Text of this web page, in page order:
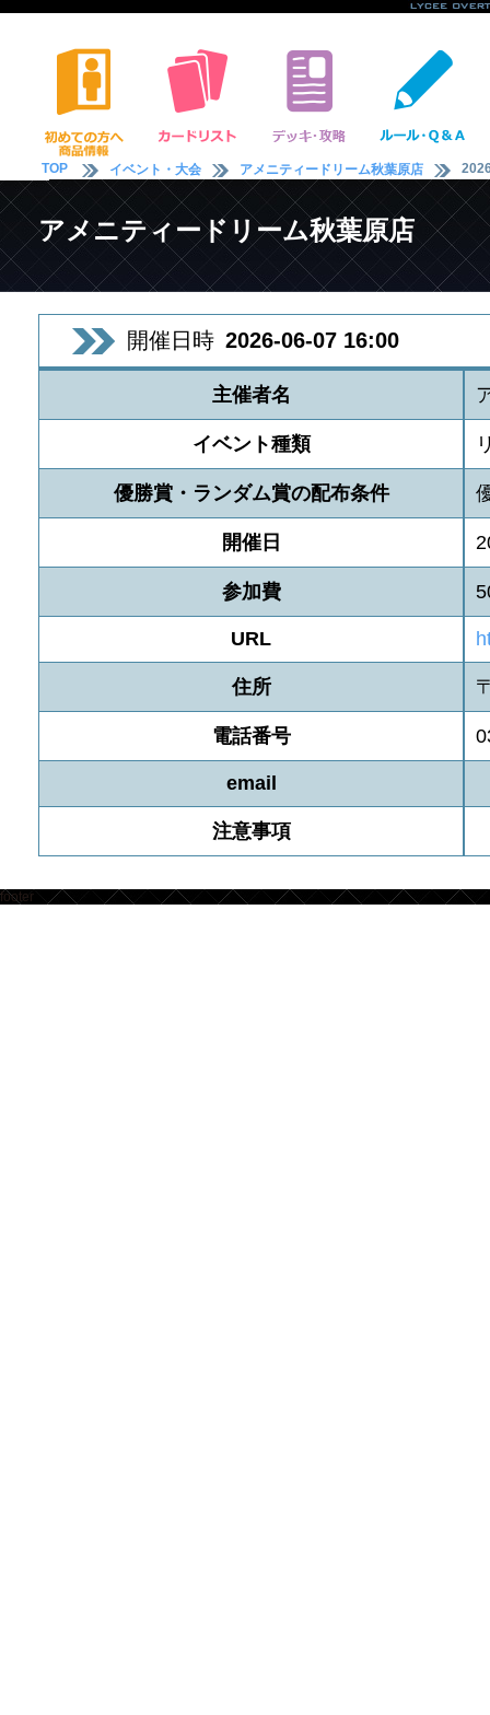
TOP イベント・大会 アメニティードリーム秋葉原店
アメニティードリーム秋葉原店
開催日時 2026-06-07 16:00
主催者名
イベント種類
優勝賞・ランダム賞の配布条件
開催日
参加費
URL
住所
電話番号
email
注意事項
footer